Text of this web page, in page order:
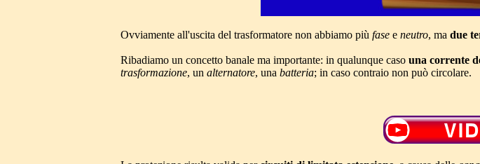
Ovviamente all'uscita del trasformatore non abbiamo più fase e neutro, ma due
Ribadiamo un concetto banale ma importante: in qualunque caso una corrente
trasformazione, un alternatore, una batteria; in caso contraio non può circolare.